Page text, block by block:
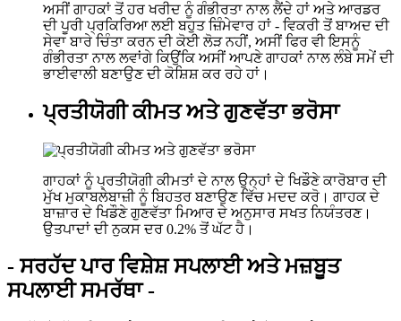
ਅਸੀਂ ਗਾਹਕਾਂ ਤੋਂ ਹਰ ਖਰੀਦ ਨੂੰ ਗੰਭੀਰਤਾ ਨਾਲ ਲੈਂਦੇ ਹਾਂ ਅਤੇ ਆਰਡਰ
ਦੀ ਪੂਰੀ ਪ੍ਰਕਿਰਿਆ ਲਈ ਬਹੁਤ ਜ਼ਿੰਮੇਵਾਰ ਹਾਂ - ਵਿਕਰੀ ਤੋਂ ਬਾਅਦ ਦੀ
ਸੇਵਾ ਬਾਰੇ ਚਿੰਤਾ ਕਰਨ ਦੀ ਕੋਈ ਲੋੜ ਨਹੀਂ, ਅਸੀਂ ਫਿਰ ਵੀ ਇਸਨੂੰ
ਗੰਭੀਰਤਾ ਨਾਲ ਲਵਾਂਗੇ ਕਿਉਂਕਿ ਅਸੀਂ ਆਪਣੇ ਗਾਹਕਾਂ ਨਾਲ ਲੰਬੇ ਸਮੇਂ ਦੀ
ਭਾਈਵਾਲੀ ਬਣਾਉਣ ਦੀ ਕੋਸ਼ਿਸ਼ ਕਰ ਰਹੇ ਹਾਂ।
ਪ੍ਰਤੀਯੋਗੀ ਕੀਮਤ ਅਤੇ ਗੁਣਵੱਤਾ ਭਰੋਸਾ
ਗਾਹਕਾਂ ਨੂੰ ਪ੍ਰਤੀਯੋਗੀ ਕੀਮਤਾਂ ਦੇ ਨਾਲ ਉਨ੍ਹਾਂ ਦੇ ਖਿਡੌਣੇ ਕਾਰੋਬਾਰ ਦੀ
ਮੁੱਖ ਮੁਕਾਬਲੇਬਾਜ਼ੀ ਨੂੰ ਬਿਹਤਰ ਬਣਾਉਣ ਵਿੱਚ ਮਦਦ ਕਰੋ। ਗਾਹਕ ਦੇ
ਬਾਜ਼ਾਰ ਦੇ ਖਿਡੌਣੇ ਗੁਣਵੱਤਾ ਮਿਆਰ ਦੇ ਅਨੁਸਾਰ ਸਖਤ ਨਿਯੰਤਰਣ।
ਉਤਪਾਦਾਂ ਦੀ ਨੁਕਸ ਦਰ 0.2% ਤੋਂ ਘੱਟ ਹੈ।
- ਸਰਹੱਦ ਪਾਰ ਵਿਸ਼ੇਸ਼ ਸਪਲਾਈ ਅਤੇ ਮਜ਼ਬੂਤ ​​
ਸਪਲਾਈ ਸਮਰੱਥਾ -